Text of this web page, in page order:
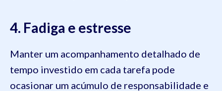
4. Fadiga e estresse
Manter um acompanhamento detalhado de
tempo investido em cada tarefa pode
ocasionar um acúmulo de responsabilidade e